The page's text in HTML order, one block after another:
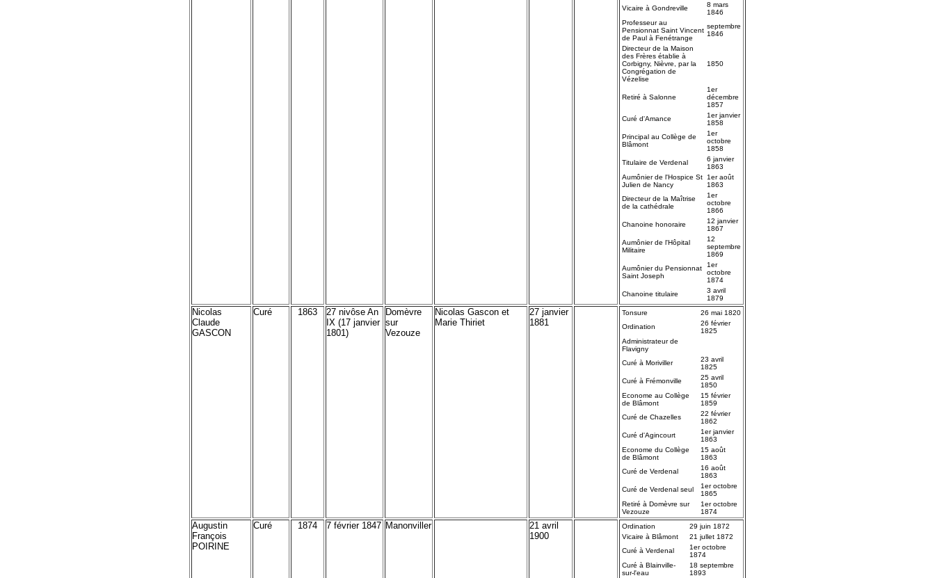
Vicaire à Gondreville
8 mars
1846
Professeur au
Pensionnat Saint Vincent
de Paul à Fenétrange
septembre
1846
Directeur de la Maison
des Frères établie à
Corbigny, Nièvre, par la
Congrégation de
Vézelise
1850
Retiré à Salonne
1er
décembre
1857
Curé d'Amance
1er janvier
1858
Principal au Collège de
Blâmont
1er
octobre
1858
Titulaire de Verdenal
6 janvier
1863
Aumônier de l'Hospice St
Julien de Nancy
1er août
1863
Directeur de la Maîtrise
de la cathédrale
1er
octobre
1866
Chanoine honoraire
12 janvier
1867
Aumônier de l'Hôpital
Militaire
12
septembre
1869
Aumônier du Pensionnat
Saint Joseph
1er
octobre
1874
Chanoine titulaire
3 avril
1879
Nicolas
Claude
GASCON
Curé 1863
27 nivôse An
IX (17 janvier
1801)
Domèvre
sur
Vezouze
Nicolas Gascon et
Marie Thiriet
27 janvier
1881
Tonsure
26 mai 1820
Ordination
26 février
1825
Administrateur de
Flavigny
Curé à Moriviller
23 avril
1825
Curé à Frémonville
25 avril
1850
Econome au Collège
de Blâmont
15 février
1859
Curé de Chazelles
22 février
1862
Curé d'Agincourt
1er janvier
1863
Econome du Collège
de Blâmont
15 août
1863
Curé de Verdenal
16 août
1863
Curé de Verdenal seul
1er octobre
1865
Retiré à Domèvre sur
Vezouze
1er octobre
1874
Augustin
François
POIRINE
Curé 1874 7 février 1847 Manonviller
21 avril
1900
Ordination
29 juin 1872
Vicaire à Blâmont
21 jullet 1872
Curé à Verdenal
1er octobre
1874
Curé à Blainville-
sur-l'eau
18 septembre
1893